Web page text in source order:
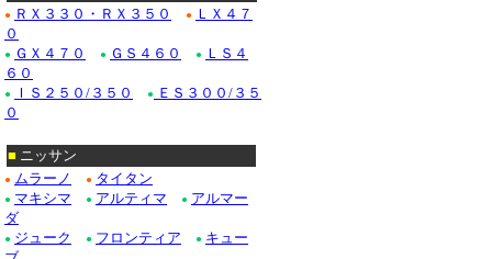
● ＲＸ３３０・ＲＸ３５０ ●
ＬＸ４７
０
● ＧＸ４７０ ● ＧＳ４６０ ●
ＬＳ４
６０
● ＩＳ２５０/３５０ ●
ＥＳ３００/３５
０
■ ニッサン
● ムラーノ ● タイタン
● マキシマ ● アルティマ ● アルマー
ダ
● ジューク ● フロンティア ● キュー